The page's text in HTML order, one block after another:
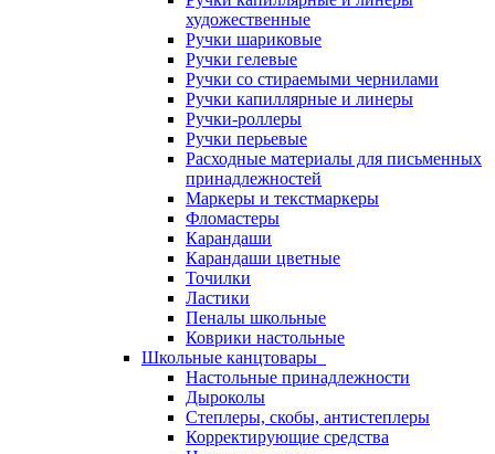
художественные
Ручки шариковые
Ручки гелевые
Ручки со стираемыми чернилами
Ручки капиллярные и линеры
Ручки-роллеры
Ручки перьевые
Расходные материалы для письменных
принадлежностей
Маркеры и текстмаркеры
Фломастеры
Карандаши
Карандаши цветные
Точилки
Ластики
Пеналы школьные
Коврики настольные
Школьные канцтовары
Настольные принадлежности
Дыроколы
Степлеры, скобы, антистеплеры
Корректирующие средства